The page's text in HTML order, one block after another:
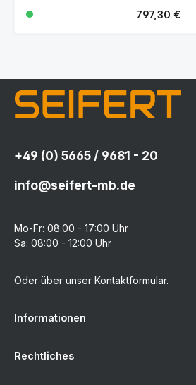
Regulärer Preis:
797,30 €
+49 (0) 5665 / 9681 - 20
info@seifert-mb.de
Mo-Fr: 08:00 - 17:00 Uhr
Sa: 08:00 - 12:00 Uhr
Oder über unser Kontaktformular.
Informationen
Rechtliches